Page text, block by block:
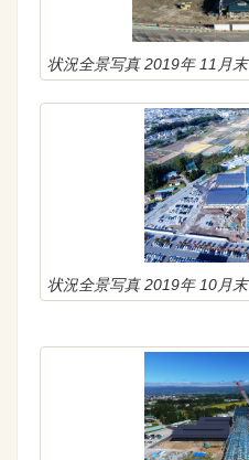
状況全景写真 2019年 11月末
状況全景写真 2019年 10月末